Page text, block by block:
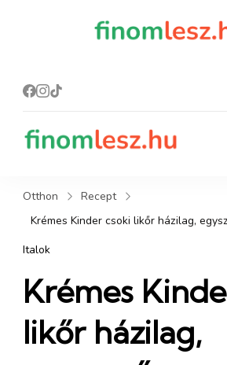
Otthon
Recept
Krémes Kinder csoki likőr házilag,
Italok
Krémes
likőr házilag,